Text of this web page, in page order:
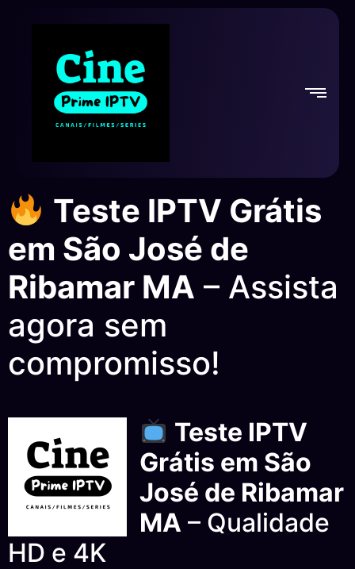
Teste IPTV Grátis
em São José de
Ribamar MA – Assista
agora sem
compromisso!
Teste IPTV
Grátis em São
José de Ribamar
MA – Qualidade
HD e 4K